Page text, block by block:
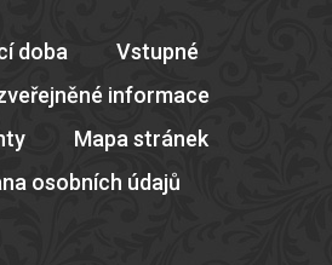
doba
Vstupné
informace
Mapa stránek
osobních údajů